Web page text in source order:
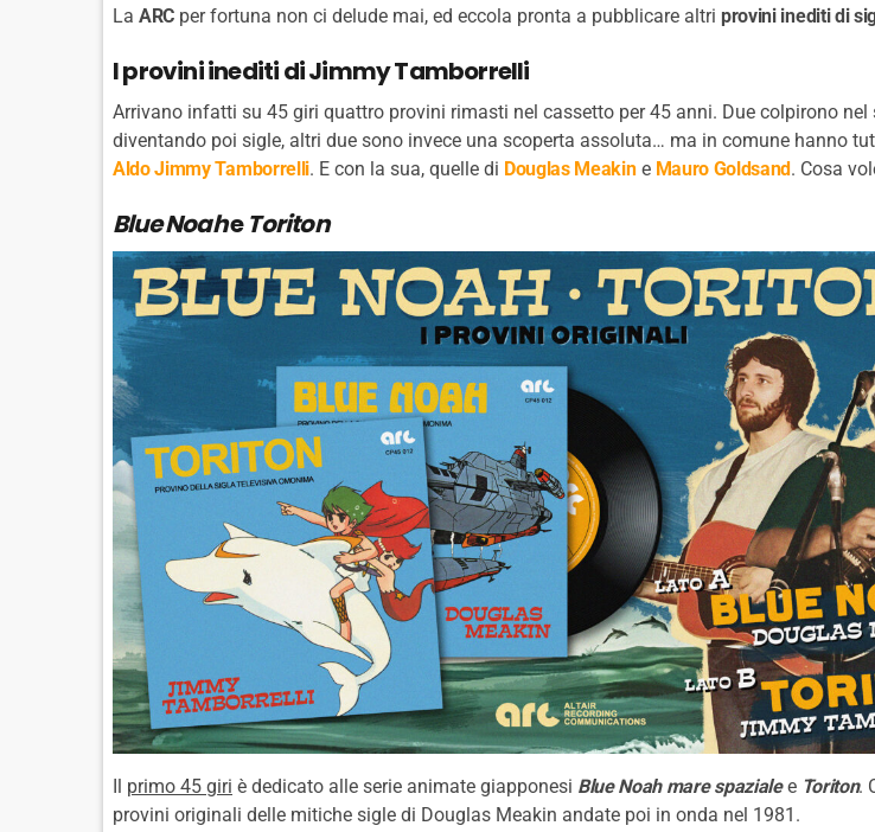
La ARC per fortuna non ci delude mai, ed eccola pronta a pubblicare altri provini inediti di
I provini inediti di Jimmy Tamborrelli
Arrivano infatti su 45 giri quattro provini rimasti nel cassetto per 45 anni. Due colpirono nel
diventando poi sigle, altri due sono invece una scoperta assoluta… ma in comune hanno
Aldo Jimmy Tamborrelli. E con la sua, quelle di Douglas Meakine Mauro Goldsand. Cosa
Blue NoaheToriton
Il primo 45 giri è dedicato alle serie animate giapponesi Blue Noah mare spazialee Toriton.
provini originali delle mitiche sigle di Douglas Meakin andate poi in onda nel 1981.